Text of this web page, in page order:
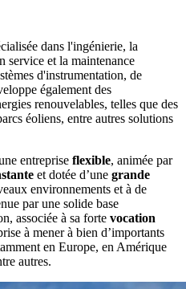
dans l'ingénierie, la
service et la maintenance
d'instrumentation, de
également des
renouvelables, telles que des
éoliens, entre autres solutions
entreprise flexible, animée par
et dotée d’une grande
environnements et à de
par une solide base
associée à sa forte vocation
à mener à bien d’importants
en Europe, en Amérique
autres.